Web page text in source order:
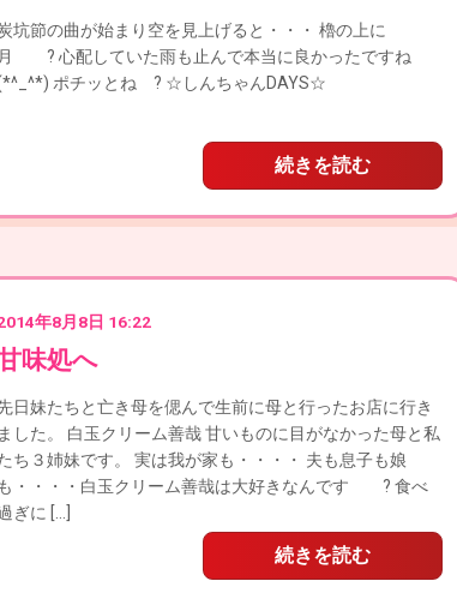
坑節の曲が始まり空を見上げると・・・ 櫓の上に
? 心配していた雨も止んで本当に良かったですね
ポチッとね ? ☆しんちゃんDAYS☆
続きを読む
味処へ
年8月8日 16:22
日妹たちと亡き母を偲んで生前に母と行ったお店に行き
した。 白玉クリーム善哉 甘いものに目がなかった母と私
ち３姉妹です。 実は我が家も・・・・ 夫も息子も娘
・・・・白玉クリーム善哉は大好きなんです ? 食べ
ぎに […]
続きを読む